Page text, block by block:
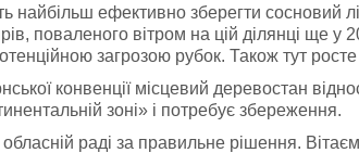
найбільш ефективно зберегти сосновий
поваленого вітром на цій ділянці ще у
загрозою рубок. Також тут
конвенції місцевий деревостан
зоні» і потребує збереження.
обласній раді за правильне рішення.